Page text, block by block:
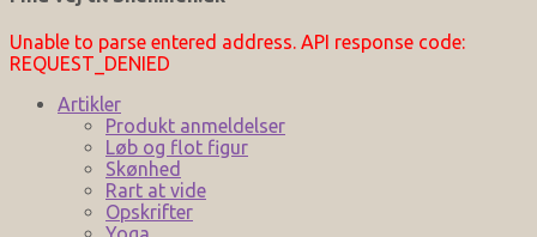
Unable to parse entered address. API response code:
REQUEST_DENIED
Artikler
Produkt anmeldelser
Løb og flot figur
Skønhed
Rart at vide
Opskrifter